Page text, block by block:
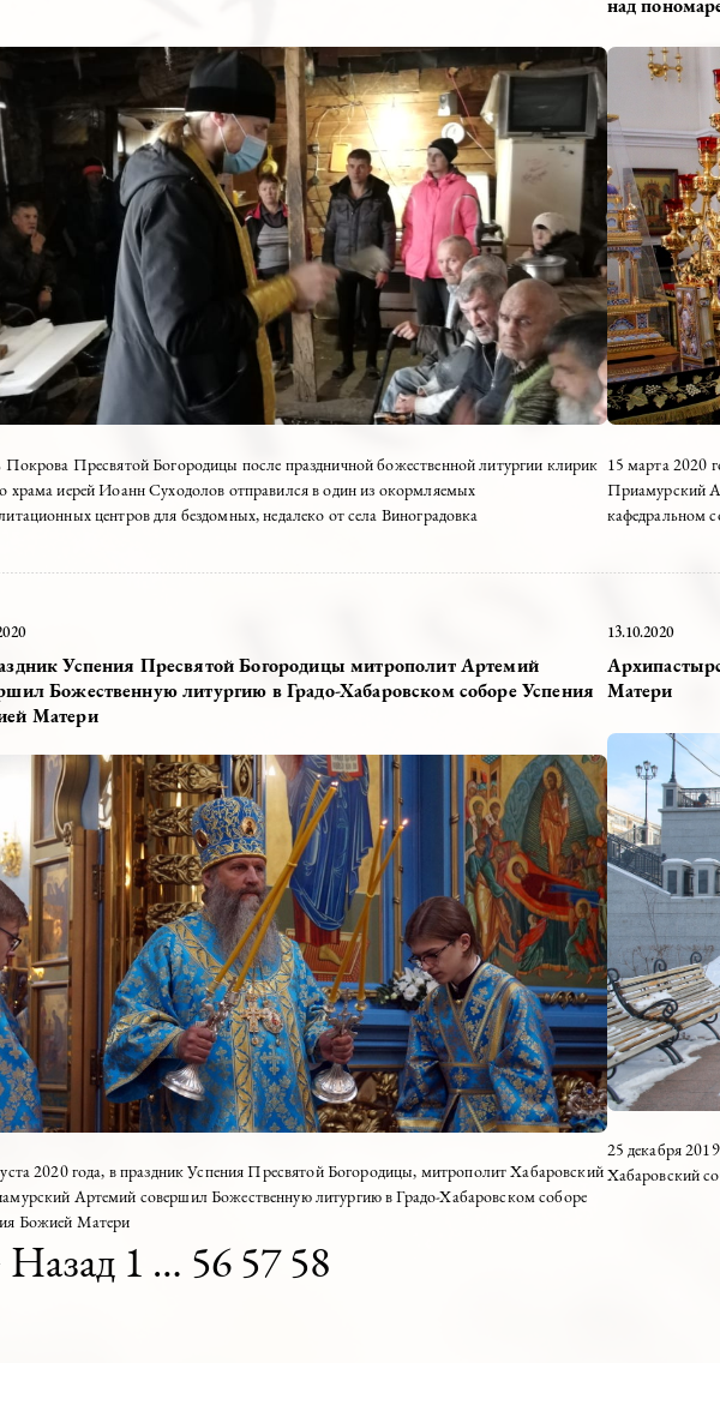
В минувший понедельник состоялась волонтёрская поездка в Социальный приют для
бездомных, где нас очень ждали
14.10.2020
Визит к подопечным
В день Покрова Пресвятой Богородицы после праздничной божественной литургии клирик
нашего храма иерей Иоанн Суходолов отправился в один из окормляемых
реабилитационных центров для бездомных, недалеко от села Виноградовка
13.10.2020
В праздник Успения Пресвятой Богородицы митрополит Артемий
совершил Божественную литургию в Градо-Хабаровском соборе Успения
Божией Матери